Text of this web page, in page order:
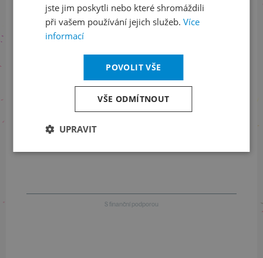
Informace o stavu objednávek
+420 461 049 232
S finanční podporou
jste jim poskytli nebo které shromáždili
při vašem používání jejich služeb. Více
informací
POVOLIT VŠE
VŠE ODMÍTNOUT
UPRAVIT